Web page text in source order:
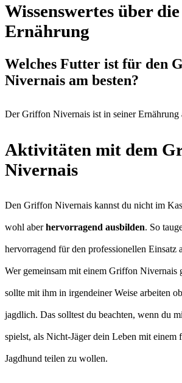
Wissenswertes über die
Ernährung
Welches Futter ist für den
Nivernais am besten?
Der Griffon Nivernais ist in seiner Ernährung
Aktivitäten mit dem
Nivernais
Den Griffon Nivernais kannst du nicht im
wohl aberhervorragend ausbilden. So
hervorragend für den professionellen Einsatz
Wer gemeinsam mit einem Griffon
sollte mit ihm in irgendeiner Weise arbeiten
jagdlich. Das solltest du beachten, wenn du
spielst, als Nicht-Jäger dein Leben mit einem
Jagdhund teilen zu wollen.